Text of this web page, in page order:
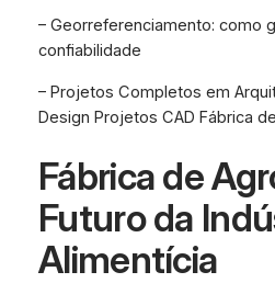
– Georreferenciamento: como
confiabilidade
– Projetos Completos em
Design Projetos CAD Fábrica
Fábrica de
Futuro da
Alimentícia